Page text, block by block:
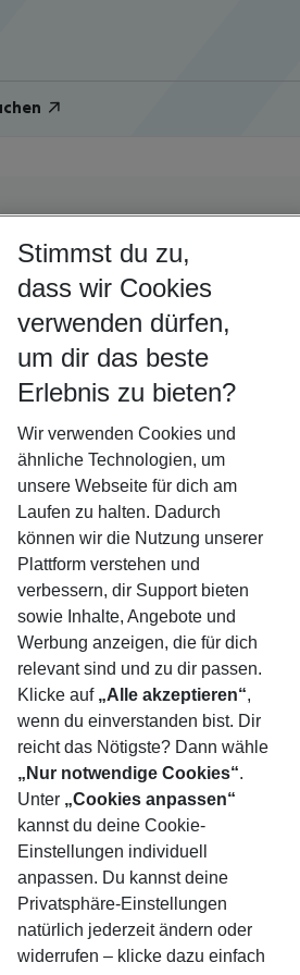
Hotelbeschreibung
Herzen von Rom!
sich im historischen Zentrum Roms,
des Kolosseums, des Fori Imperiali und
Stimmst du zu,
dass wir Cookies
verwenden dürfen,
um dir das beste
Erlebnis zu bieten?
Wir verwenden Cookies und
ähnliche Technologien, um
unsere Webseite für dich am
Laufen zu halten. Dadurch
können wir die Nutzung unserer
Plattform verstehen und
verbessern, dir Support bieten
sowie Inhalte, Angebote und
Werbung anzeigen, die für dich
relevant sind und zu dir passen.
Klicke auf „Alle akzeptieren“,
wenn du einverstanden bist. Dir
reicht das Nötigste? Dann wähle
„Nur notwendige Cookies“.
Unter „Cookies anpassen“
kannst du deine Cookie-
Einstellungen individuell
anpassen. Du kannst deine
Privatsphäre-Einstellungen
natürlich jederzeit ändern oder
widerrufen – klicke dazu einfach